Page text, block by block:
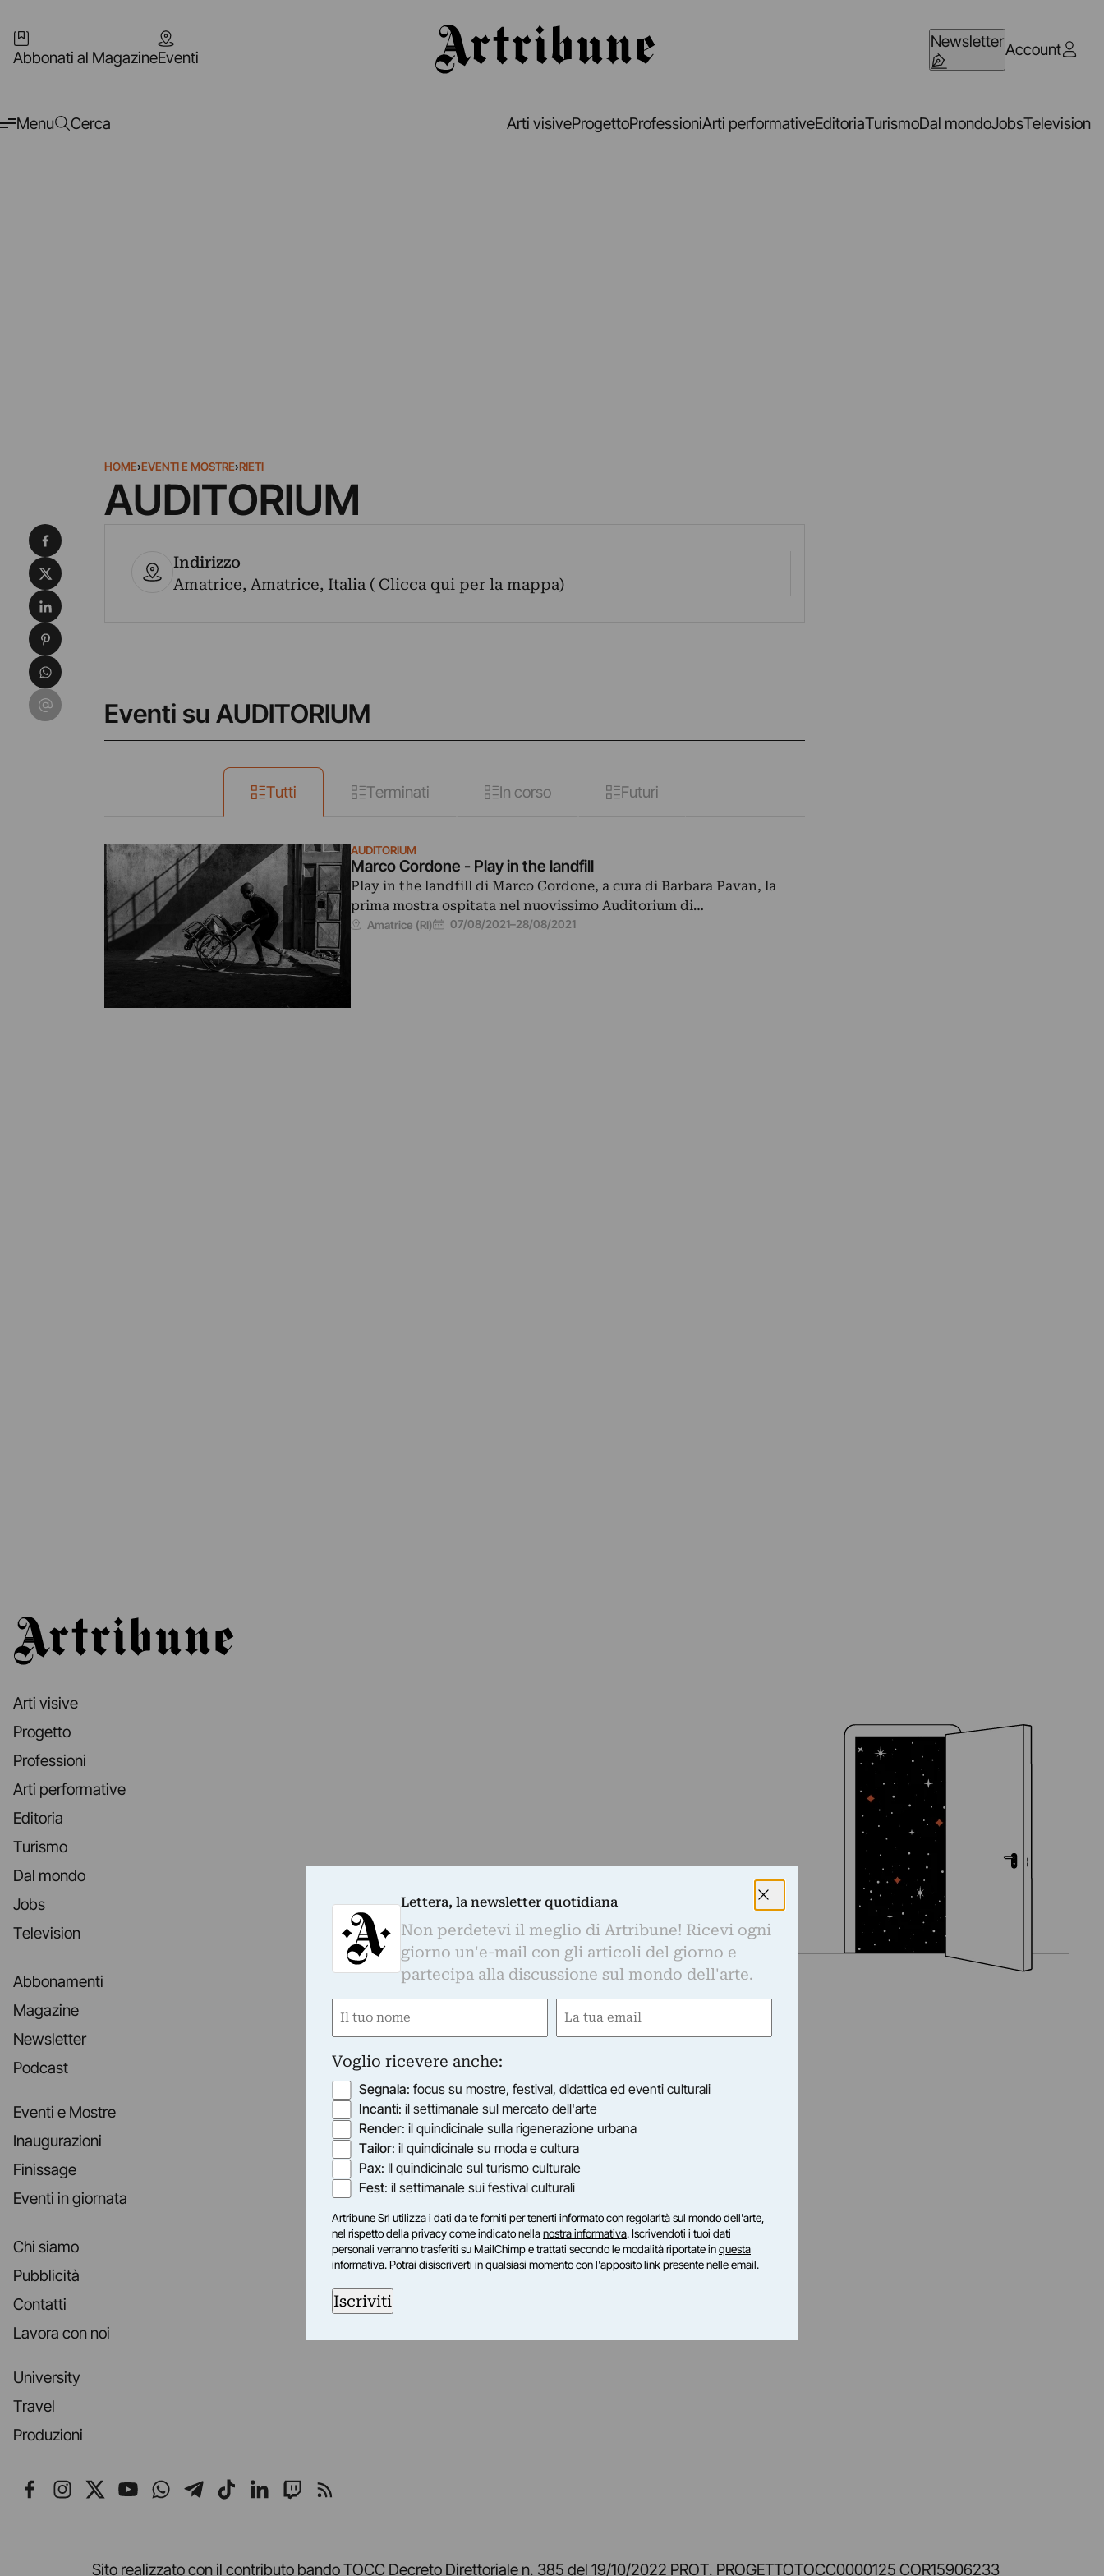
Abbonati al MagazineEventi
NewsletterAccount
Menu Cerca Arti visiveProgettoProfessioniArti performativeEditoriaTurismoDal mondoJobsTelevision
HOME›EVENTI E MOSTRE›RIETI
AUDITORIUM
Indirizzo
Amatrice, Amatrice, Italia ( Clicca qui per la mappa)
Eventi su AUDITORIUM
Tutti Terminati In corso Futuri
AUDITORIUM
Marco Cordone - Play in the landfill
Play in the landfill di Marco Cordone, a cura di Barbara Pavan, la
prima mostra ospitata nel nuovissimo Auditorium di…
Amatrice (RI) 07/08/2021–28/08/2021
Condividi su Facebook
Condividi su X
Condividi su LinkedIn
Condividi su Pinterest
Condividi su WhatsApp
Condividi su Email
Artribune
Arti visive
Progetto
Professioni
Arti performative
Editoria
Turismo
Dal mondo
Jobs
Television
Abbonamenti
Magazine
Newsletter
Podcast
Eventi e Mostre
Inaugurazioni
Finissage
Eventi in giornata
Chi siamo
Pubblicità
Contatti
Lavora con noi
University
Travel
Produzioni
Seguici su Facebook
Seguici su Instagram
Seguici su X
Seguici su YouTube
Seguici su WhatsApp
Seguici su Telegram
Seguici su TikTok
Seguici su LinkedIn
Seguici su Twitch
Seguici su Rss
Sito realizzato con il contributo bando TOCC Decreto Direttoriale n. 385 del 19/10/2022 PROT. PROGETTOTOCC0000125 COR15906233
Lettera, la newsletter quotidiana
Non perdetevi il meglio di Artribune! Ricevi ogni
giorno un'e-mail con gli articoli del giorno e
partecipa alla discussione sul mondo dell'arte.
Nome
Email
Voglio ricevere anche:
Segnala: focus su mostre, festival, didattica ed eventi culturali
Incanti: il settimanale sul mercato dell'arte
Render: il quindicinale sulla rigenerazione urbana
Tailor: il quindicinale su moda e cultura
Pax: Il quindicinale sul turismo culturale
Fest: il settimanale sui festival culturali
Artribune Srl utilizza i dati da te forniti per tenerti informato con regolarità sul mondo dell'arte,
nel rispetto della privacy come indicato nellanostra informativa. Iscrivendoti i tuoi dati
personali verranno trasferiti su MailChimp e trattati secondo le modalità riportate inquesta
informativa. Potrai disiscriverti in qualsiasi momento con l'apposito link presente nelle email.
Iscriviti